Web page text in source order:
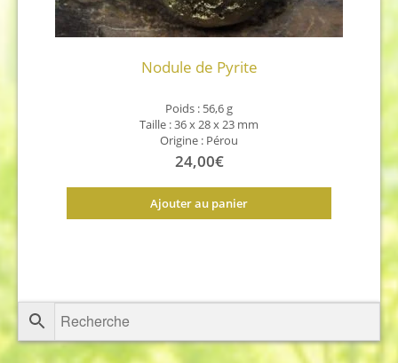
Nodule de Pyrite
Poids : 56,6 g
Taille : 36 x 28 x 23 mm
Origine : Pérou
24,00€
Ajouter au panier